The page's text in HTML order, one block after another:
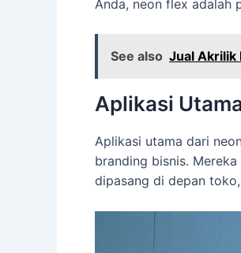
Anda, neon flex adalah
See also Jual Akrilik
Aplikasi
Aplikasi utama dari
branding bisnis.
dipasang di depan